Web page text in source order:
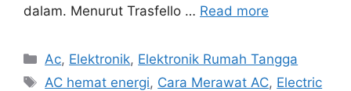
dalam. Menurut Trasfello … Read more
Categories
Ac, Elektronik, Elektronik Rumah Tangga
Tags
AC hemat energi, Cara Merawat AC, Electric